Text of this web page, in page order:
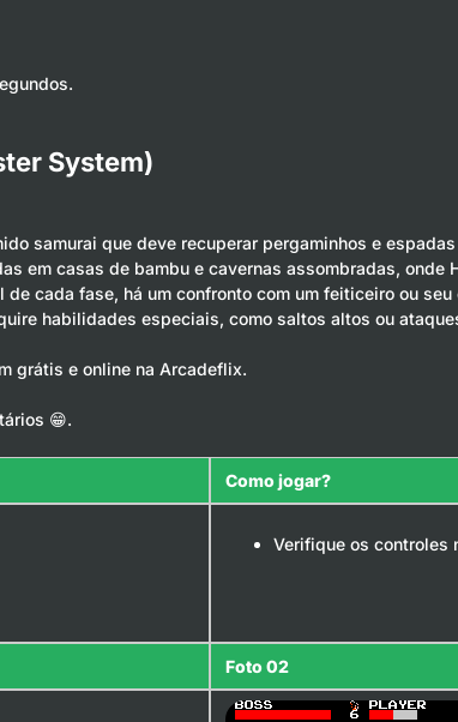
System)
samurai que deve recuperar pergaminhos e
em casas de bambu e cavernas assombradas,
cada fase, há um confronto com um feiticeiro ou
habilidades especiais, como saltos altos ou
grátis e online na Arcadeflix.
😁.
Como jogar?
Verifique os controles
Foto 02